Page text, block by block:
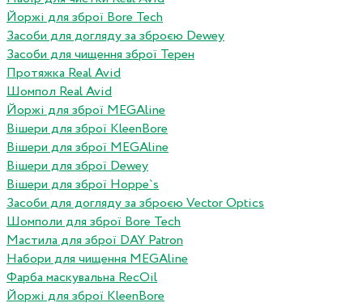
Йоржі для зброї Bore Tech
Засоби для догляду за зброєю Dewey
Засоби для чищення зброї Терен
Протяжка Real Avid
Шомпол Real Avid
Йоржі для зброї MEGAline
Вішери для зброї KleenBore
Вішери для зброї MEGAline
Вішери для зброї Dewey
Вішери для зброї Hoppe`s
Засоби для догляду за зброєю Vector Optics
Шомполи для зброї Bore Tech
Мастила для зброї DAY Patron
Набори для чищення MEGAline
Фарба маскувальна RecOil
Йоржі для зброї KleenBore